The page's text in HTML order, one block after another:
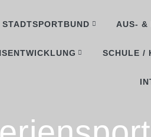
STADTSPORTBUND AUS- &
SCHULE /